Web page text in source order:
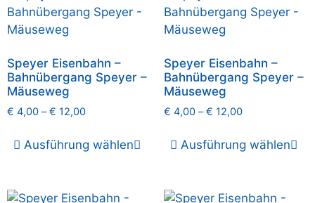
Speyer Eisenbahn –
Bahnübergang Speyer –
Mäuseweg
€ 4,00 –€ 12,00
Ausführung wählen
Speyer Eisenbahn –
Bahnübergang Speyer –
Mäuseweg
€ 4,00–€ 12,00
Ausführung wählen